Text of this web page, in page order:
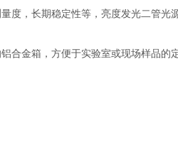
度，长期稳定性等，亮度发光二管光
合金箱，方便于实验室或现场样品的